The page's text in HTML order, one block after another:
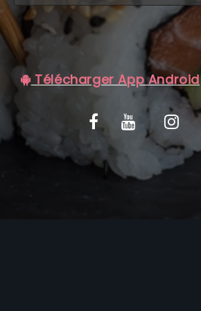
C.G.V
Télécharger App Android